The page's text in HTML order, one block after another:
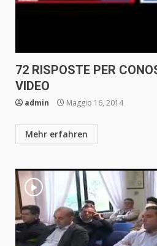
72 RISPOSTE PER
VIDEO
admin Maggio 16, 2014
Mehr erfahren